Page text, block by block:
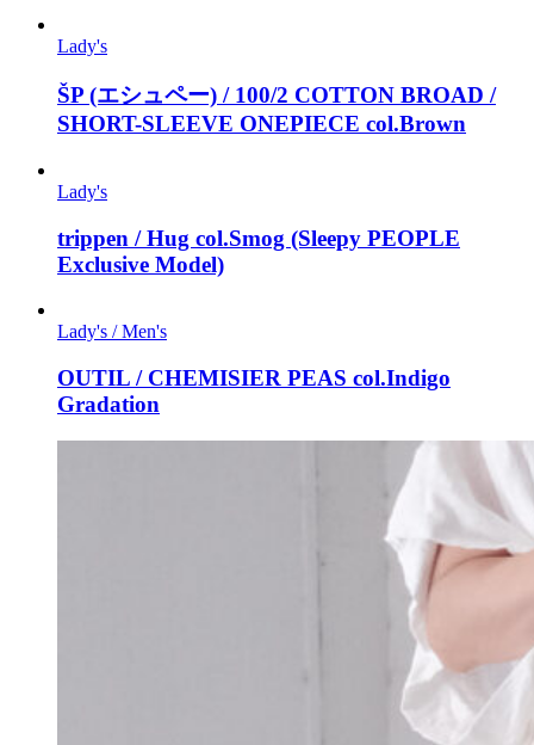
Lady's
ŠP (エシュペー) / 100/2 COTTON BROAD /
SHORT-SLEEVE ONEPIECE col.Brown
Lady's
trippen / Hug col.Smog (Sleepy PEOPLE
Exclusive Model)
Lady's / Men's
OUTIL / CHEMISIER PEAS col.Indigo
Gradation